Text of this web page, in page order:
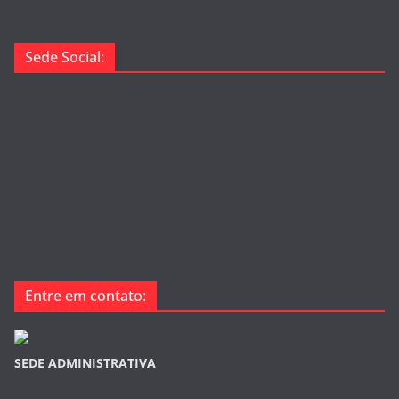
Sede Social:
Entre em contato:
SEDE ADMINISTRATIVA